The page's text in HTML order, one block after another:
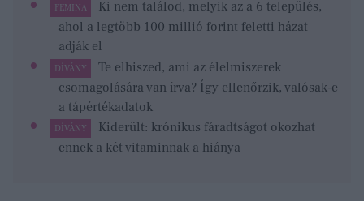
FEMINA
Ki nem találod, melyik az a 6 település,
ahol a legtöbb 100 millió forint feletti házat
adják el
DÍVÁNY
Te elhiszed, ami az élelmiszerek
csomagolására van írva? Így ellenőrzik, valósak-e
a tápértékadatok
DÍVÁNY
Kiderült: krónikus fáradtságot okozhat
ennek a két vitaminnak a hiánya